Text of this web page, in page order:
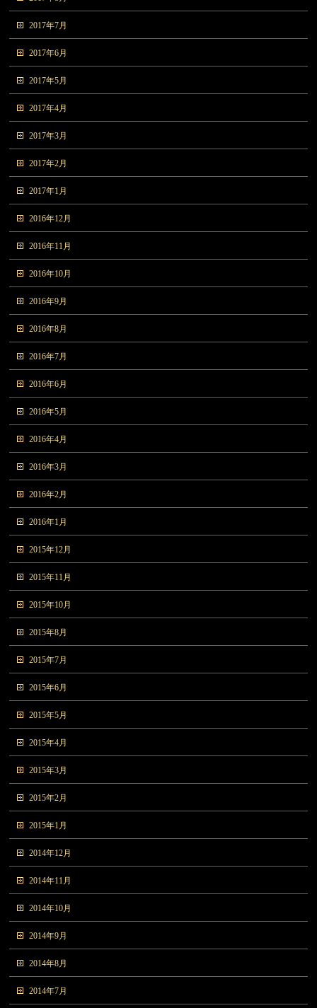
2017年7月
2017年6月
2017年5月
2017年4月
2017年3月
2017年2月
2017年1月
2016年12月
2016年11月
2016年10月
2016年9月
2016年8月
2016年7月
2016年6月
2016年5月
2016年4月
2016年3月
2016年2月
2016年1月
2015年12月
2015年11月
2015年10月
2015年8月
2015年7月
2015年6月
2015年5月
2015年4月
2015年3月
2015年2月
2015年1月
2014年12月
2014年11月
2014年10月
2014年9月
2014年8月
2014年7月